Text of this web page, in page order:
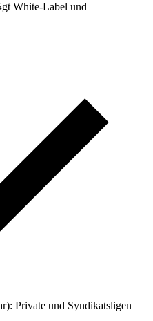
White-Label und
Private und Syndikatsligen